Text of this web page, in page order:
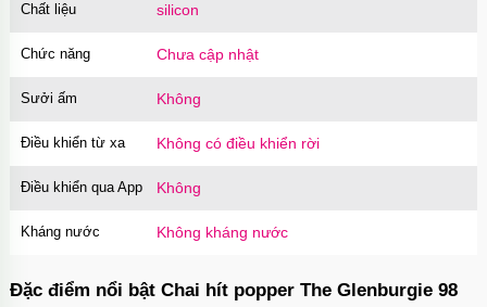
Chất liệu silicon
Chức năng Chưa cập nhật
Sưởi ấm Không
Điều khiển từ xa Không có điều khiển rời
Điều khiển qua App Không
Kháng nước Không kháng nước
Đặc điểm nổi bật Chai hít popper The Glenburgie 98